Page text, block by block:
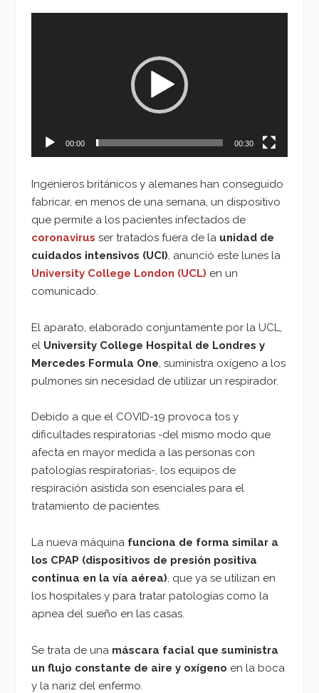
00:00 00:30
Ingenieros británicos y alemanes han conseguido
fabricar, en menos de una semana, un dispositivo
que permite a los pacientes infectados de
coronavirus ser tratados fuera de la unidad de
cuidados intensivos (UCI), anunció este lunes la
University College London (UCL) en un
comunicado.
El aparato, elaborado conjuntamente por la UCL,
el University College Hospital de Londres y
Mercedes Formula One , suministra oxígeno a los
pulmones sin necesidad de utilizar un respirador.
Debido a que el COVID-19 provoca tos y
dificultades respiratorias -del mismo modo que
afecta en mayor medida a las personas con
patologías respiratorias-, los equipos de
respiración asistida son esenciales para el
tratamiento de pacientes.
La nueva máquina funciona de forma similar a
los CPAP (dispositivos de presión positiva
continua en la vía aérea), que ya se utilizan en
los hospitales y para tratar patologías como la
apnea del sueño en las casas.
Se trata de una máscara facial que suministra
un flujo constante de aire y oxígeno en la boca
y la nariz del enfermo.